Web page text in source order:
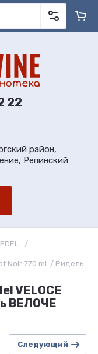
22
район,
Репинский
/
Noir 770 ml. / Ридель
VELOCE
ВЕЛОЧЕ
Следующий